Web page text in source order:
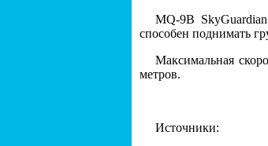
MQ-9B
способен поднимать
Максимальная
метров.
Источники: